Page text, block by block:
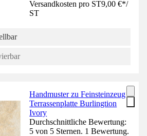
Versandkosten pro ST9,00 €*/
ST
Handmuster zu Feinsteinzeug
Terrassenplatte Burlingtion
Ivory
Durchschnittliche Bewertung:
5 von 5 Sternen. 1 Bewertung.